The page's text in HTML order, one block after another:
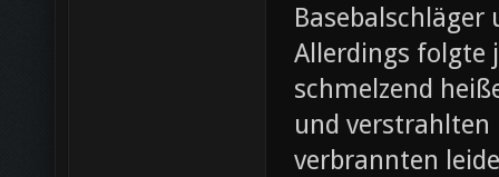
Allerdings folgte
schmelzend
und verstrahlten
verbrannten